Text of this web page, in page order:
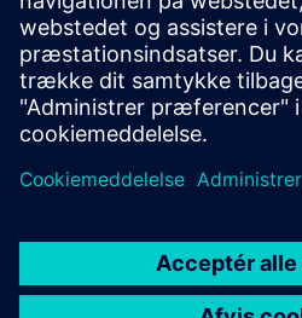
markedets konkurrenceevne
forretning.